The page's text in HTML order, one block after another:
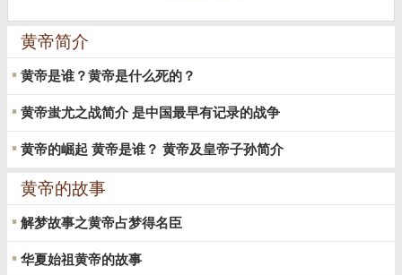
黄帝简介
黄帝是谁？黄帝是什么死的？
黄帝蚩尤之战简介 是中国最早有记录的战争
黄帝的崛起 黄帝是谁？ 黄帝及皇帝子孙简介
黄帝的故事
解梦故事之黄帝占梦得名臣
华夏始祖黄帝的故事